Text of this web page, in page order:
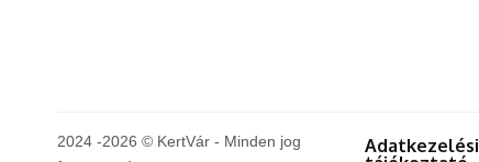
2024 -2026 © KertVár - Minden jog
Adatkezelési